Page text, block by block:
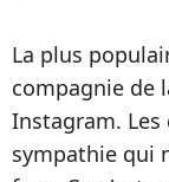
La plus
compagnie de
Instagram.
sympathie qui